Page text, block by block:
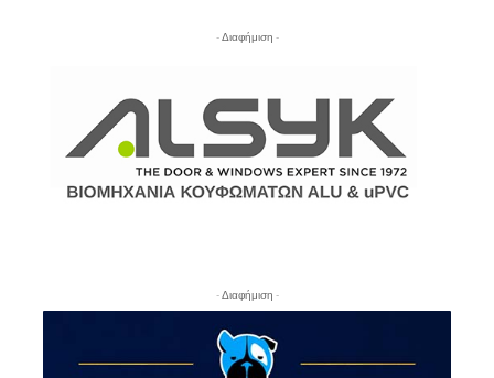
- Διαφήμιση -
- Διαφήμιση -